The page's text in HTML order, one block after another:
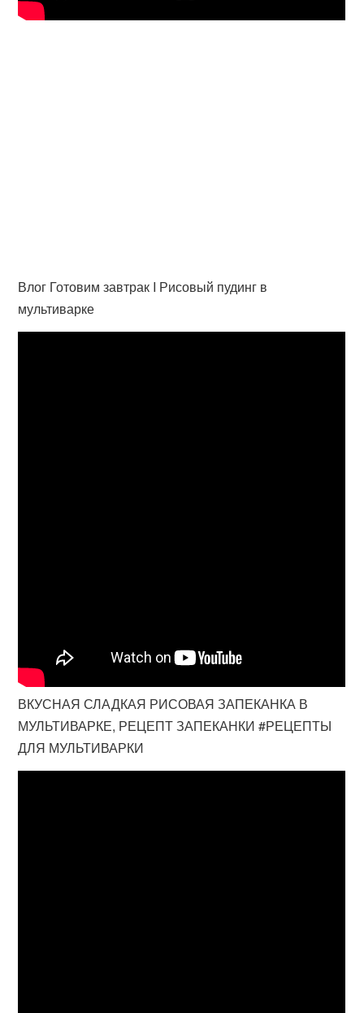
Влог Готовим завтрак I Рисовый пудинг в
мультиварке
ВКУСНАЯ СЛАДКАЯ РИСОВАЯ ЗАПЕКАНКА В
МУЛЬТИВАРКЕ, РЕЦЕПТ ЗАПЕКАНКИ #РЕЦЕПТЫ
ДЛЯ МУЛЬТИВАРКИ